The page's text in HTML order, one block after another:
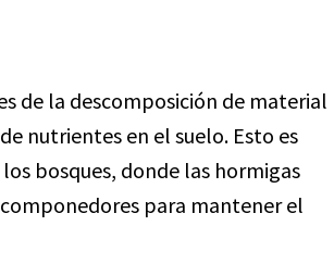
de la descomposición de material
nutrientes en el suelo. Esto es
bosques, donde las hormigas
para mantener el